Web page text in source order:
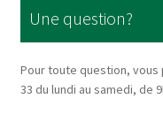
Une question?
Pour toute question, vous
33 du lundi au samedi, de